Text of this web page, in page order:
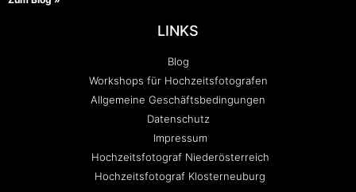
LINKS
Blog
Workshops für Hochzeitsfotografen
Allgemeine Geschäftsbedingungen
Datenschutz
Impressum
Hochzeitsfotograf Niederösterreich
Hochzeitsfotograf Klosterneuburg